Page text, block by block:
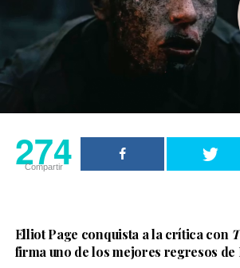
274
Compartir
Elliot Page conquista a la crítica con
firma uno de los mejores regresos